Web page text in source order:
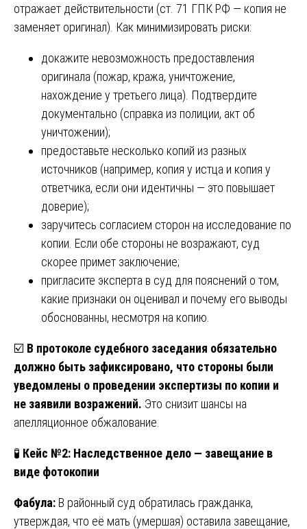
отражает действительности (ст. 71 ГПК РФ — копия не
заменяет оригинал). Как минимизировать риски:
докажите невозможность предоставления
оригинала (пожар, кража, уничтожение,
нахождение у третьего лица). Подтвердите
документально (справка из полиции, акт об
уничтожении);
предоставьте несколько копий из разных
источников (например, копия у истца и копия у
ответчика, если они идентичны — это повышает
доверие);
заручитесь согласием сторон на исследование по
копии. Если обе стороны не возражают, суд
скорее примет заключение;
пригласите эксперта в суд для пояснений о том,
какие признаки он оценивал и почему его выводы
обоснованны, несмотря на копию.
☑️ В протоколе судебного заседания обязательно
должно быть зафиксировано, что стороны были
уведомлены о проведении экспертизы по копии и
не заявили возражений. Это снизит шансы на
апелляционное обжалование.
🧪 Кейс №2: Наследственное дело — завещание в
виде фотокопии
Фабула: В районный суд обратилась гражданка,
утверждая, что её мать (умершая) оставила завещание,